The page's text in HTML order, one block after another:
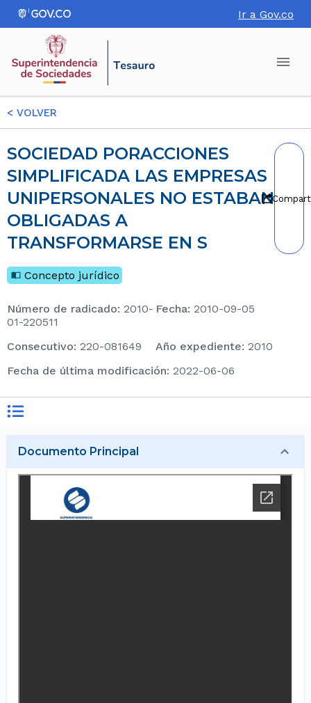
Ir a Gov.co
< VOLVER
SOCIEDAD PORACCIONES
SIMPLIFICADA LAS EMPRESAS
UNIPERSONALES NO ESTABAN
OBLIGADAS A
TRANSFORMARSE EN S
Concepto jurídico
Número de radicado: 2010-
01-220511
Fecha: 2010-09-05
consecutivo: 220-081649 Año expediente: 2010
Fecha de última modificación: 2022-06-06
Documento Principal